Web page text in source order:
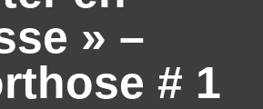
» –
# 1